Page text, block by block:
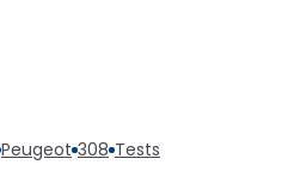
Peugeot 308 Tests